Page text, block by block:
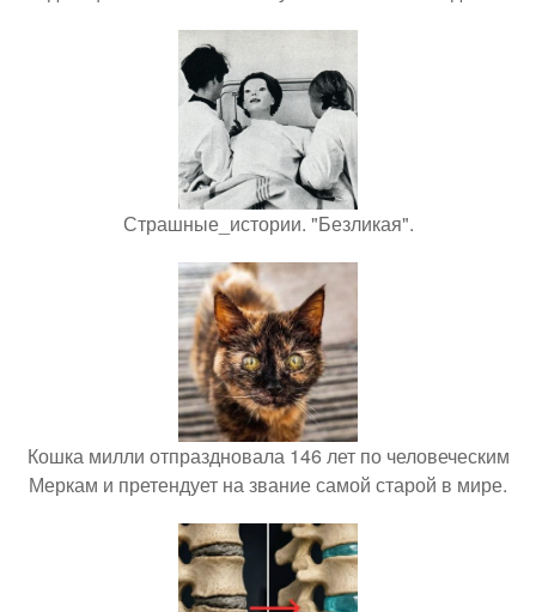
Страшные_истории. "Безликая".
Кошка милли отпраздновала 146 лет по человеческим
Меркам и претендует на звание самой старой в мире.